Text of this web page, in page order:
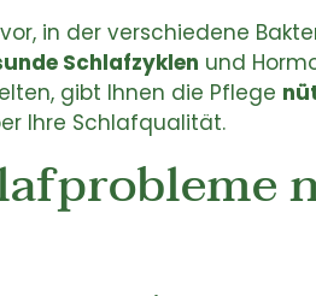
in der verschiedene
Schlafzyklen und
gibt Ihnen die Pflege
Ihre Schlafqualität.